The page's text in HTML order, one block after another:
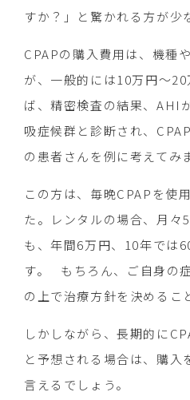
すか？」と驚かれる方が少
CPAPの購入費用は、機種
が、一般的には10万円～
ば、精密検査の結果、AHI
吸症候群と診断され、
の患者さんを例に考えてみ
この方は、毎晩CPAPを使
た。レンタルの場合、月
も、年間6万円、10年では
す。 もちろん、ご自身の
の上で治療方針を決めるこ
しかしながら、長期的に
と予想される場合は、購入
言えるでしょう。